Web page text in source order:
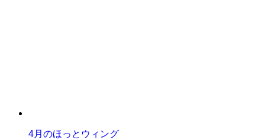
4月のほっとウィング